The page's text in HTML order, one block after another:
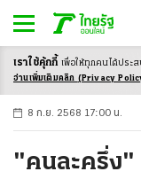
-ก ก ก+
8 ก.ย. 2568 17:00 น.
"คนละครึ่ง"
เราใช้คุ้กกี้ เพื่อให้ทุกคนได้ประ
อ่านเพิ่มเติมคลิก (Privacy